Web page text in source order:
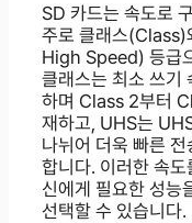
SD 카드는 속도로
주로 클래스
High Speed) 등급
클래스는 최소 쓰기
하며 Class 2부터
재하고, UHS는
나뉘어 더욱 빠른
합니다. 이러한 속
신에게 필요한 성능
선택할 수 있습니다.